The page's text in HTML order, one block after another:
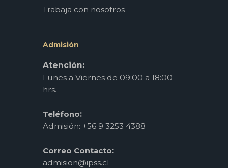
Trabaja con nosotros
Admisión
Atención:
Lunes a Viernes de 09:00 a 18:00
hrs.
Teléfono:
Admisión: +56 9 3253 4388
Correo Contacto:
admision@ipss.cl